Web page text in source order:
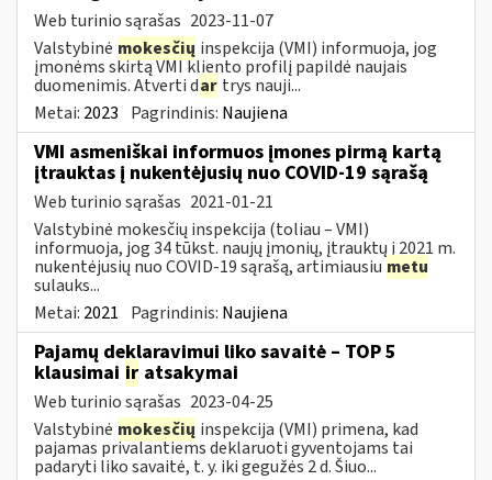
Web turinio sąrašas 2023-11-07
Valstybinė mokesčių inspekcija (VMI) informuoja, jog
įmonėms skirtą VMI kliento profilį papildė naujais
duomenimis. Atverti dar trys nauji...
Metai: 2023 Pagrindinis: Naujiena
VMI asmeniškai informuos įmones pirmą kartą
įtrauktas į nukentėjusių nuo COVID-19 sąrašą
Web turinio sąrašas 2021-01-21
Valstybinė mokesčių inspekcija (toliau – VMI)
informuoja, jog 34 tūkst. naujų įmonių, įtrauktų į 2021 m.
nukentėjusių nuo COVID-19 sąrašą, artimiausiu metu
sulauks...
Metai: 2021 Pagrindinis: Naujiena
Pajamų deklaravimui liko savaitė – TOP 5
klausimai ir atsakymai
Web turinio sąrašas 2023-04-25
Valstybinė mokesčių inspekcija (VMI) primena, kad
pajamas privalantiems deklaruoti gyventojams tai
padaryti liko savaitė, t. y. iki gegužės 2 d. Šiuo...